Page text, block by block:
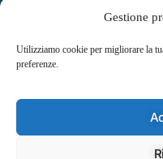
Gestione
Utilizziamo cookie per migliorare la
preferenze.
Francesca Lo Schiavo porta a
sguardo. "La gioia negli altri
nascono le sue scenografie,